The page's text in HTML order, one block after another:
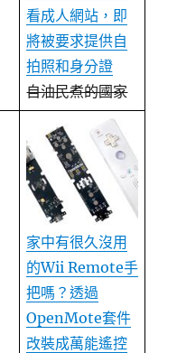
看成人網站，即
將被要求提供自
拍照和身分證
自油民煮的國家
家中有很久沒用
的Wii Remote手
把嗎？透過
OpenMote套件
改裝成萬能遙控